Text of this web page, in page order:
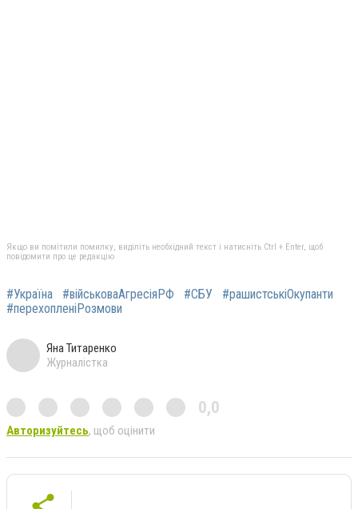
Якщо ви помітили помилку, виділіть необхідний текст і натисніть Ctrl + Enter, щоб
повідомити про це редакцію
#Україна #військоваАгресіяРФ #СБУ
#рашистськіОкупанти
#перехопленіРозмови
Яна Титаренко
Журналістка
0,0
Авторизуйтесь, щоб оцінити